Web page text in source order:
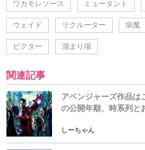
ワカモレソース ミュータント
ウェイド リクルーター 病魔
ビクター 溜まり場
関連記事
アベンジャーズ作品は
の公開年順、時系列と
しーちゃん